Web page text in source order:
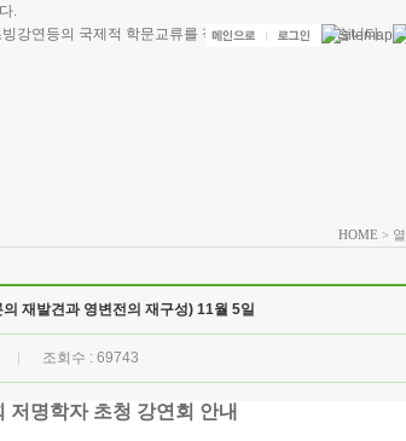
.
HOME >
재발견과 영변전의 재구성) 11월 5일
| 조회수 : 69743
저명학자 초청 강연회 안내